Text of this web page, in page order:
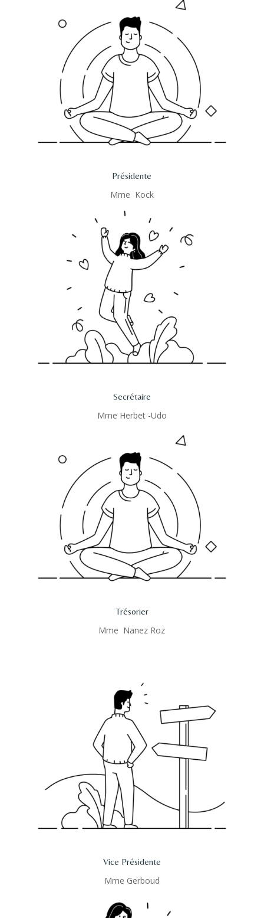
Présidente
Mme Kock
Secrétaire
Mme Herbet -Udo
Trésorier
Mme Nanez Roz
Vice Présidente
Mme Gerboud